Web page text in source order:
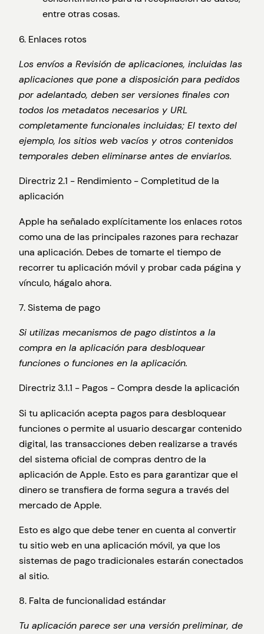
entre otras cosas.
6. Enlaces rotos
Los envíos a Revisión de aplicaciones, incluidas las
aplicaciones que pone a disposición para pedidos
por adelantado, deben ser versiones finales con
todos los metadatos necesarios y URL
completamente funcionales incluidas; El texto del
ejemplo, los sitios web vacíos y otros contenidos
temporales deben eliminarse antes de enviarlos.
Directriz 2.1 - Rendimiento - Completitud de la
aplicación
Apple ha señalado explícitamente los enlaces rotos
como una de las principales razones para rechazar
una aplicación. Debes de tomarte el tiempo de
recorrer tu aplicación móvil y probar cada página y
vínculo, hágalo ahora.
7. Sistema de pago
Si utilizas mecanismos de pago distintos a la
compra en la aplicación para desbloquear
funciones o funciones en la aplicación.
Directriz 3.1.1 - Pagos - Compra desde la aplicación
Si tu aplicación acepta pagos para desbloquear
funciones o permite al usuario descargar contenido
digital, las transacciones deben realizarse a través
del sistema oficial de compras dentro de la
aplicación de Apple. Esto es para garantizar que el
dinero se transfiera de forma segura a través del
mercado de Apple.
Esto es algo que debe tener en cuenta al convertir
tu sitio web en una aplicación móvil, ya que los
sistemas de pago tradicionales estarán conectados
al sitio.
8. Falta de funcionalidad estándar
Tu aplicación parece ser una versión preliminar, de